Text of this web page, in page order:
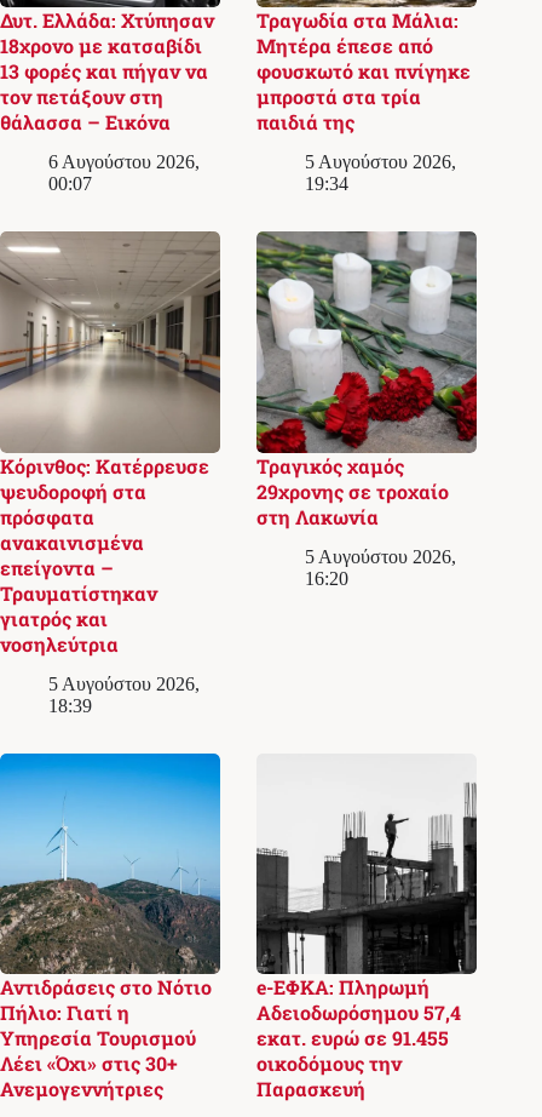
Δυτ. Ελλάδα: Χτύπησαν
18χρονο με κατσαβίδι
13 φορές και πήγαν να
τον πετάξουν στη
θάλασσα – Εικόνα
6 Αυγούστου 2026,
00:07
Τραγωδία στα Μάλια:
Μητέρα έπεσε από
φουσκωτό και πνίγηκε
μπροστά στα τρία
παιδιά της
5 Αυγούστου 2026,
19:34
Κόρινθος: Κατέρρευσε
ψευδοροφή στα
πρόσφατα
ανακαινισμένα
επείγοντα –
Τραυματίστηκαν
γιατρός και
νοσηλεύτρια
5 Αυγούστου 2026,
18:39
Τραγικός χαμός
29χρονης σε τροχαίο
στη Λακωνία
5 Αυγούστου 2026,
16:20
Αντιδράσεις στο Νότιο
Πήλιο: Γιατί η
Υπηρεσία Τουρισμού
Λέει «Όχι» στις 30+
Ανεμογεννήτριες
e-ΕΦΚΑ: Πληρωμή
Αδειοδωρόσημου 57,4
εκατ. ευρώ σε 91.455
οικοδόμους την
Παρασκευή